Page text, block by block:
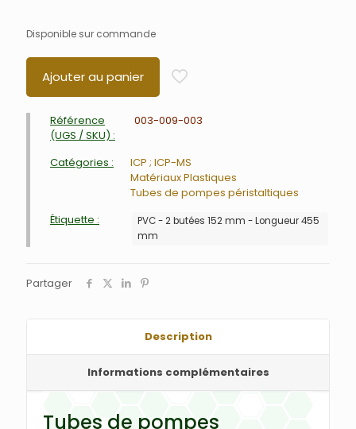
Disponible sur commande
Ajouter au panier
Référence
(UGS / SKU) :
003-009-003
Catégories :
ICP ; ICP-MS
Matériaux Plastiques
Tubes de pompes péristaltiques
Étiquette :
PVC - 2 butées 152 mm - Longueur 455
mm
Partager
Description
Informations complémentaires
Tubes de pompes